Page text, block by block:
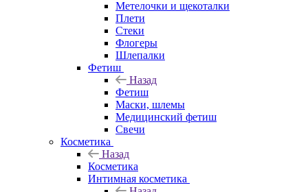
Метелочки и щекоталки
Плети
Стеки
Флогеры
Шлепалки
Фетиш
Назад
Фетиш
Маски, шлемы
Медицинский фетиш
Свечи
Косметика
Назад
Косметика
Интимная косметика